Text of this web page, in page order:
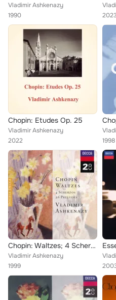
Vladimir Ashkenazy
1990
Chopin: Etudes Op. 25
Vladimir Ashkenazy
2022
1998
Chopin: Waltzes; 4 Scherzos; 26 Preludes
Vladimir Ashkenazy
1999